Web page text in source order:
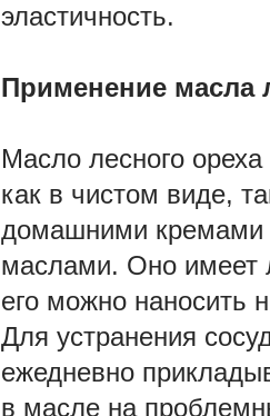
эластичность.
Применение масла
Масло лесного
как в чистом виде,
домашними кремами
маслами. Оно имеет
его можно наносить
Для устранения
ежедневно
в масле на